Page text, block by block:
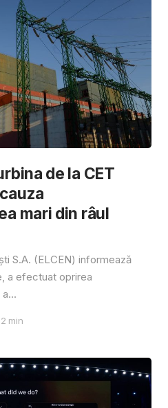
de la CET
mari din râul
S.A. (ELCEN) informează
a efectuat oprirea
2 min